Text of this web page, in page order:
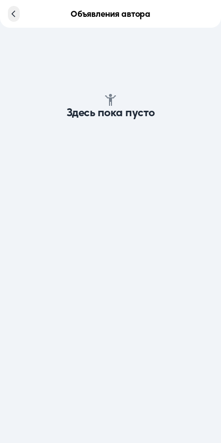
Объявления автора
Здесь пока пусто